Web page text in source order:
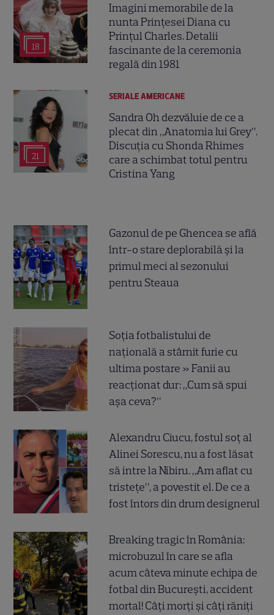
18
Imagini memorabile de la
nunta Prințesei Diana cu
Prințul Charles. Detalii
fascinante de la ceremonia
regală din 1981
21
SERIALE AMERICANE
Sandra Oh dezvăluie de ce a
plecat din „Anatomia lui Grey”.
Discuția cu Shonda Rhimes
care a schimbat totul pentru
Cristina Yang
Gazonul de pe Ghencea se află
într-o stare deplorabilă și la
primul meci al sezonului
pentru Steaua
Soția fotbalistului de
națională a stârnit furie cu
ultima postare » Fanii au
reacționat dur: „Cum să spui
așa ceva?”
Alexandru Ciucu, fostul soț al
Alinei Sorescu, nu a fost lăsat
să intre la Nibiru. „Am aflat cu
tristețe”, a povestit el. De ce a
fost întors din drum designerul
Breaking tragic în România:
microbuzul în care se afla
acum câteva minute echipa de
fotbal din București, accident
mortal! Câți morți și câți răniți